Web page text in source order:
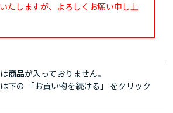
たしますが、よろしくお願い申し上
商品が入っておりません。
下の 「お買い物を続ける」 をクリック